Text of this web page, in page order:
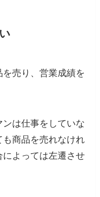
売り、営業成績を
は仕事をしていな
商品を売れなけれ
よっては左遷させ